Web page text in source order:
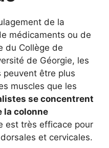
de la
médicaments ou de
du Collège de
de Géorgie, les
peuvent être plus
muscles que les
se concentrent
la colonne
est très efficace pour
et cervicales.